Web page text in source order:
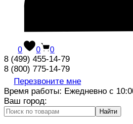
0 0 0
8 (499) 455-14-79
8 (800) 775-14-79
Перезвоните мне
Время работы: Ежедневно с
Ваш город:
Найти